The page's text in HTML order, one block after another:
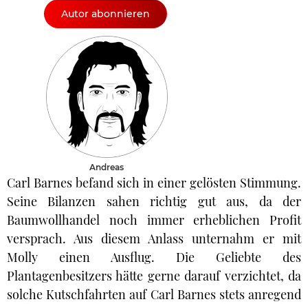
Autor abonnieren
Andreas
Carl Barnes befand sich in einer gelösten Stimmung.
Seine Bilanzen sahen richtig gut aus, da der
Baumwollhandel noch immer erheblichen Profit
versprach. Aus diesem Anlass unternahm er mit
Molly einen Ausflug. Die Geliebte des
Plantagenbesitzers hätte gerne darauf verzichtet, da
solche Kutschfahrten auf Carl Barnes stets anregend